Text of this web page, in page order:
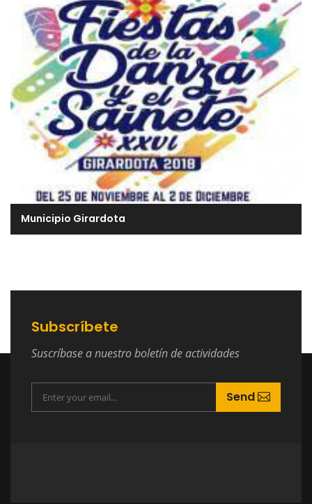
Municipio Girardota
Subscríbete
Suscríbase a nuestro boletín de actividades
Send